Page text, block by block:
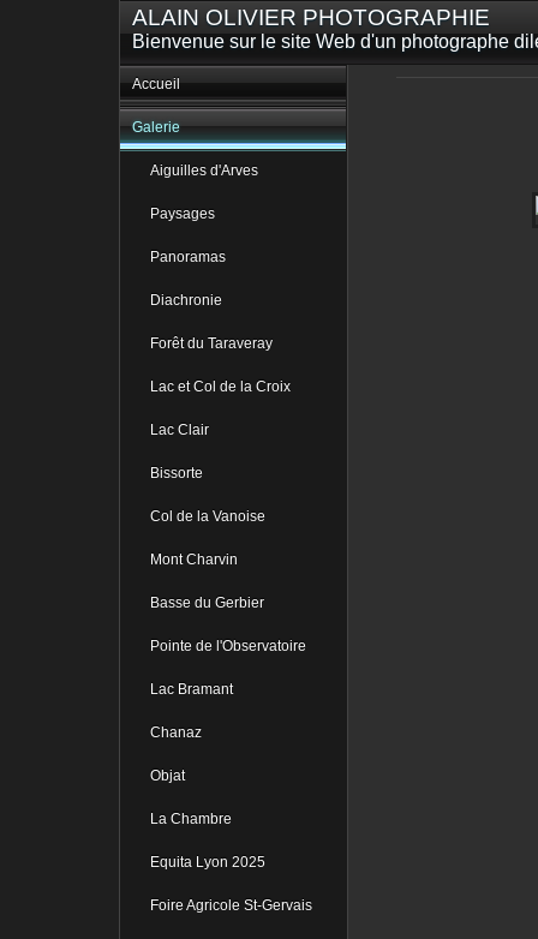
ALAIN OLIVIER PHOTOGRAPHIE
Bienvenue sur le site Web d'un photographe
Accueil
Galerie
Aiguilles d'Arves
Paysages
Panoramas
Diachronie
Forêt du Taraveray
Lac et Col de la Croix
Lac Clair
Bissorte
Col de la Vanoise
Mont Charvin
Basse du Gerbier
Pointe de l'Observatoire
Lac Bramant
Chanaz
Objat
La Chambre
Equita Lyon 2025
Foire Agricole St-Gervais